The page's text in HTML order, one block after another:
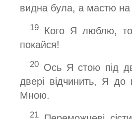
видна була, а мастю на
19 Кого Я люблю,
покайся!
20 Ось Я стою під
двері відчинить, Я до
Мною.
21